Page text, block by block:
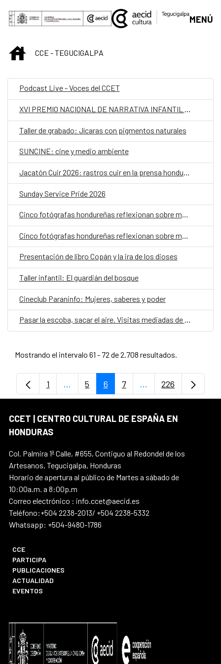
Saltar al contenido principal
MENÚ
INICIOCCE - TEGUCIGALPA
Podcast Live - Voces del CCET
XVI PREMIO NACIONAL DE NARRATIVA INFANTIL Y JUVENIL
Taller de grabado: Jícaras con pigmentos naturales
SUNCINE: cine y medio ambiente
Jacatón Cuir 2026: rastros cuir en la prensa hondureña de los 70 y 80
Sunday Service Pride 2026
Cinco fotógrafas hondureñas reflexionan sobre memoria y cuerpo en "Realidades paralelas"
Cinco fotógrafas hondureñas reflexionan sobre memoria y cuerpo en "Realidades paralelas"
Presentación de libro Copán y la ira de los dioses
Taller infantil: El guardián del bosque
Cineclub Paraninfo: Mujeres, saberes y poder
Pasar la escoba, sacar el aire. Visitas mediadas de la exposición Aquelarre
Mostrando el intervalo 61 - 72 de 2.708 resultados.
Página
1 ...Páginas intermedias Use TAB para
Página
5 Página
6 Página
7 ...PáginasPágina
226
CCET | CENTRO CULTURAL DE ESPAÑA EN
HONDURAS
Col. Palmira 1ª Calle, #655, Contiguo al Redondel de los
Artesanos, Tegucigalpa, Honduras
Horario de apertura al público de Martes a sábado de
10:00a.m. a 8:00p.m
Correo electrónico : info.ccet@aecid.es
Teléfono:+504 2238-2013/ +504 2238-5332
Whatsapp: +504-9480-1786
CCE
PARTICIPA
PUBLICACIONES
ACTUALIDAD
EVENTOS